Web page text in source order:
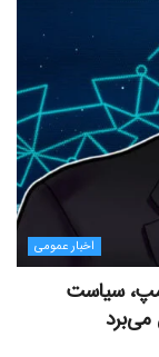
اخبار عمومی
سیاست
می‌برد